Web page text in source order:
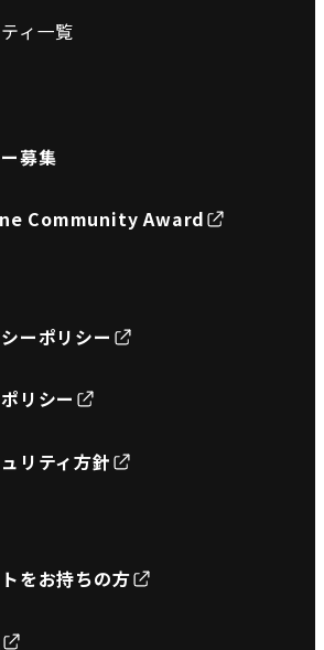
ィ一覧
募集
Community Award
ーポリシー
リシー
リティ方針
をお持ちの方